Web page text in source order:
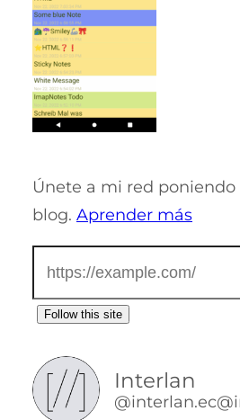
Únete a mi red poniendo
blog. Aprender más
Follow this site
Interlan